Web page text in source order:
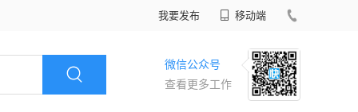
我要发布 移动端
微信公众号
查看更多工作